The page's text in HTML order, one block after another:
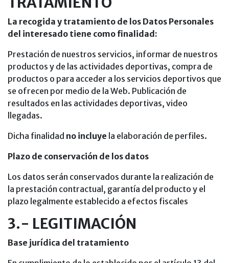
La recogida y tratamiento de los Datos Personales
del interesado tiene como finalidad:
Prestación de nuestros servicios, informar de nuestros
productos y de las actividades deportivas, compra de
productos o para acceder a los servicios deportivos que
se ofrecen por medio de la Web. Publicación de
resultados en las actividades deportivas, video
llegadas.
Dicha finalidad no incluye la elaboración de perfiles.
Plazo de conservación de los datos
Los datos serán conservados durante la realización de
la prestación contractual, garantía del producto y el
plazo legalmente establecido a efectos fiscales
3.- LEGITIMACIÓN
Base jurídica del tratamiento